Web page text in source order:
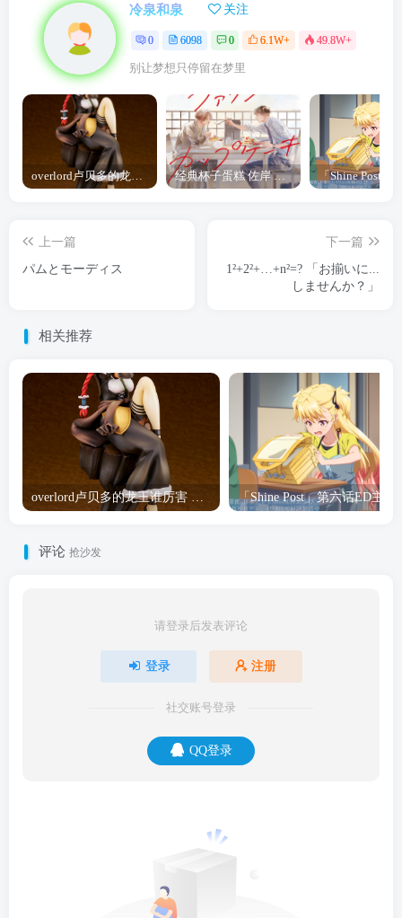
冷泉和泉 关注
0 6098 0 6.1W+ 49.8W+
别让梦想只停留在梦里
overlord卢贝多的龙王谁厉害 「Overlord」露普斯蕾琪娜·贝塔手办开订 经典杯子蛋糕 佐岸 漫画「经典杯子蛋糕」宣布真人日剧化
上一篇
パムとモーディス
下一篇
1²+2²+…+n²=? 「お揃いに...
しませんか？」
相关推荐
overlord卢贝多的龙王谁厉害 「Overlord」露普斯蕾琪娜·贝塔手办开订
评论 抢沙发
请登录后发表评论
登录 注册
社交账号登录
QQ登录